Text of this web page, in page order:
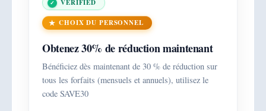
VERIFIED
CHOIX DU PERSONNEL
Obtenez 30% de réduction maintenant
Bénéficiez dès maintenant de 30 % de réduction sur
tous les forfaits (mensuels et annuels), utilisez le
code SAVE30